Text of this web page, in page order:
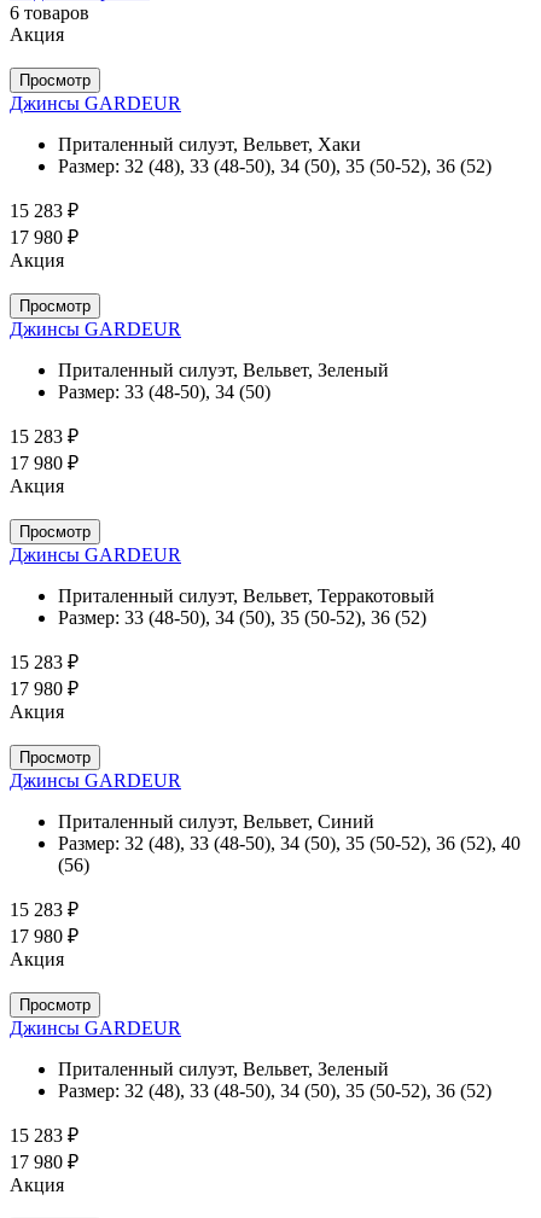
6 товаров
Акция
Просмотр
Джинсы GARDEUR
Приталенный силуэт, Вельвет, Хаки
Размер: 32 (48), 33 (48-50), 34 (50), 35 (50-52), 36 (52)
15 283 ₽
17 980 ₽
Акция
Просмотр
Джинсы GARDEUR
Приталенный силуэт, Вельвет, Зеленый
Размер: 33 (48-50), 34 (50)
15 283 ₽
17 980 ₽
Акция
Просмотр
Джинсы GARDEUR
Приталенный силуэт, Вельвет, Терракотовый
Размер: 33 (48-50), 34 (50), 35 (50-52), 36 (52)
15 283 ₽
17 980 ₽
Акция
Просмотр
Джинсы GARDEUR
Приталенный силуэт, Вельвет, Синий
Размер: 32 (48), 33 (48-50), 34 (50), 35 (50-52), 36 (52), 40
(56)
15 283 ₽
17 980 ₽
Акция
Просмотр
Джинсы GARDEUR
Приталенный силуэт, Вельвет, Зеленый
Размер: 32 (48), 33 (48-50), 34 (50), 35 (50-52), 36 (52)
15 283 ₽
17 980 ₽
Акция